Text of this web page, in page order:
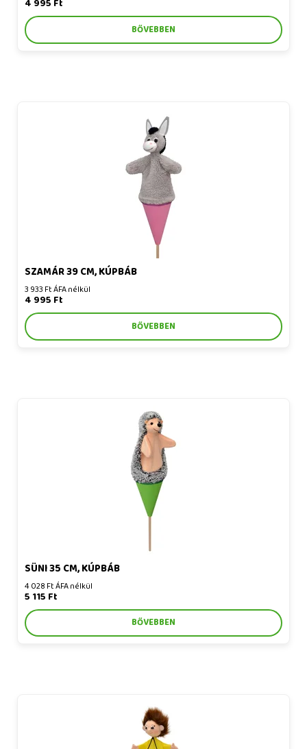
4 995 Ft
BŐVEBBEN
SZAMÁR 39 CM, KÚPBÁB
3 933 Ft ÁFA nélkül
4 995 Ft
BŐVEBBEN
SÜNI 35 CM, KÚPBÁB
4 028 Ft ÁFA nélkül
5 115 Ft
BŐVEBBEN
Boy Teo 55 cm 3 az 1-ben, kúpbáb